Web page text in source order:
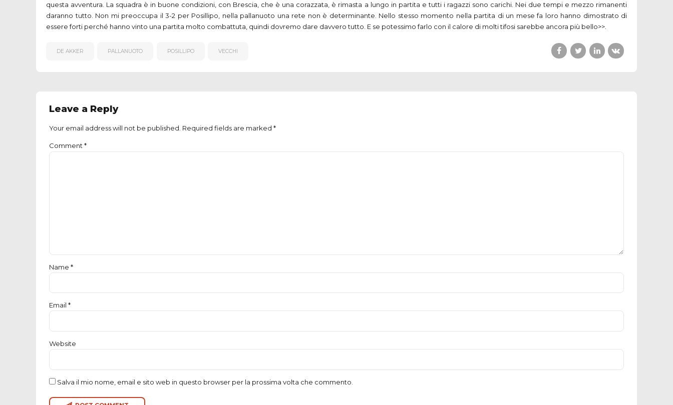
questa avventura. La squadra è in buone condizioni, con Brescia, che è una corazzata, è rimasta a lungo in partita e tutti i ragazzi sono carichi. Nei due tempi e mezzo rimanenti
daranno tutto. Non mi preoccupa il 3-2 per Posillipo, nella pallanuoto una rete non è determinante. Nello stesso momento nella partita di un mese fa loro hanno dimostrato di
essere forti perché hanno vinto una partita molto combattuta, quindi dovremo dare davvero tutto. E se potessimo farlo con il calore di molti tifosi sarebbe ancora più bello>>.
DE AKKER PALLANUOTO POSILLIPO VECCHI
Leave a Reply
Your email address will not be published. Required fields are marked *
Comment *
Name *
Email *
Website
Salva il mio nome, email e sito web in questo browser per la prossima volta che commento.